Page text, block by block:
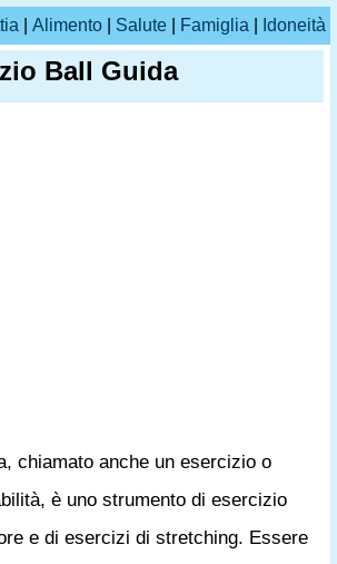
Alimento Salute Famiglia Idoneità
Ball Guida
chiamato anche un esercizio o
è uno strumento di esercizio
e di esercizi di stretching. Essere